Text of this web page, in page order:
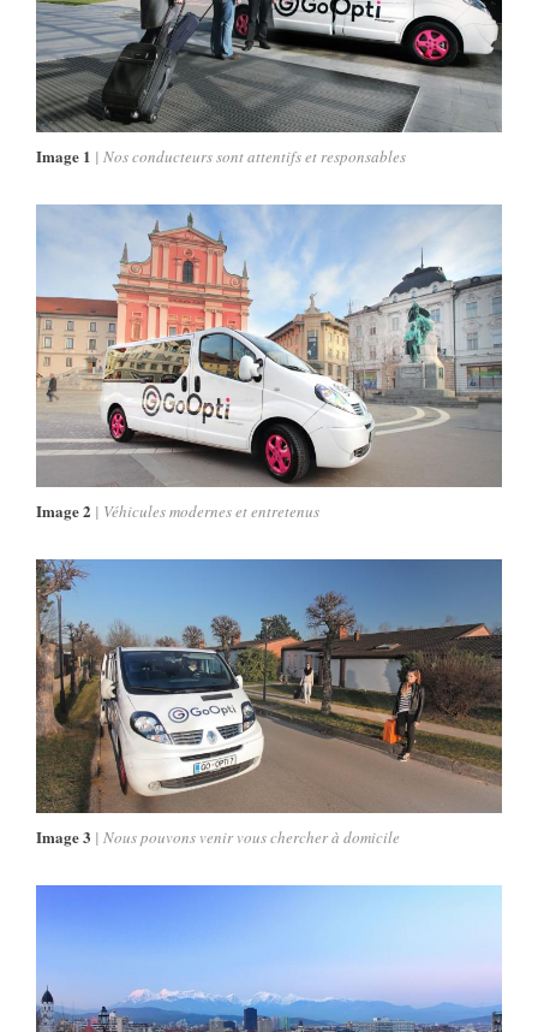
Image 1 Nos conducteurs sont attentifs et responsables
Image 2 Véhicules modernes et entretenus
Image 3 Nous pouvons venir vous chercher à domicile